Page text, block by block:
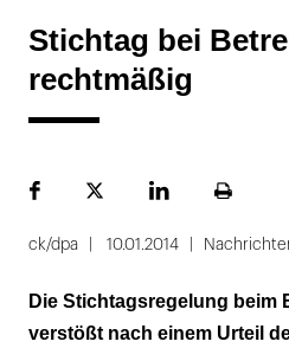
Stichtag bei
rechtmäßig
FacebookPlattformLinekdInSeite
ck/dpa 10.01.2014
Die Stichtagsregelung beim
verstößt nach einem Urteil